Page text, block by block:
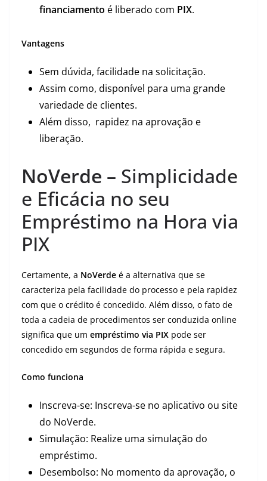
financiamento é liberado com PIX.
Vantagens
Sem dúvida, facilidade na solicitação.
Assim como, disponível para uma grande
variedade de clientes.
Além disso, rapidez na aprovação e
liberação.
NoVerde – Simplicidade
e Eficácia no seu
Empréstimo na Hora via
PIX
Certamente, a NoVerde é a alternativa que se
caracteriza pela facilidade do processo e pela rapidez
com que o crédito é concedido. Além disso, o fato de
toda a cadeia de procedimentos ser conduzida online
significa que um empréstimo via PIX pode ser
concedido em segundos de forma rápida e segura.
Como funciona
Inscreva-se: Inscreva-se no aplicativo ou site
do NoVerde.
Simulação: Realize uma simulação do
empréstimo.
Desembolso: No momento da aprovação, o